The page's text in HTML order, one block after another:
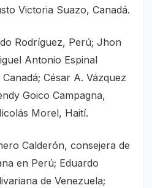
Victoria Suazo, Canadá.
Rodríguez, Perú; Jhon
Antonio Espinal
César A. Vázquez
Goico Campagna,
Morel, Haití.
Calderón, consejera de
en Perú; Eduardo
de Venezuela;